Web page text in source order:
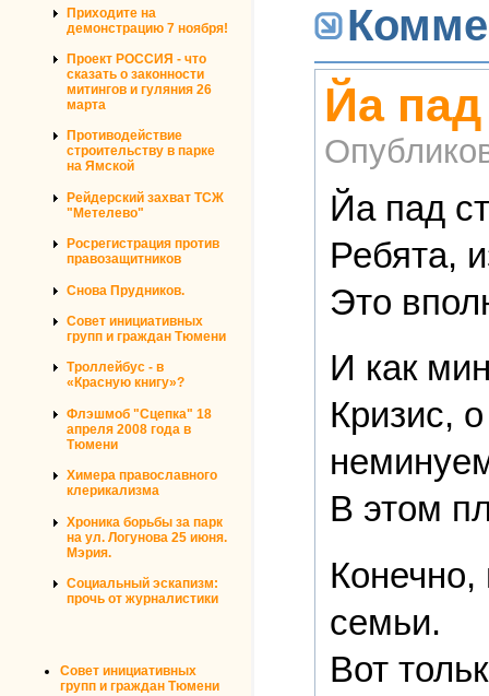
Приходите на
демонстрацию 7 ноября!
Проект РОССИЯ - что
сказать о законности
митингов и гуляния 26
марта
Противодействие
строительству в парке
на Ямской
Рейдерский захват ТСЖ
"Метелево"
Росрегистрация против
правозащитников
Снова Прудников.
Совет инициативных
групп и граждан Тюмени
Троллейбус - в
«Красную книгу»?
Флэшмоб "Сцепка" 18
апреля 2008 года в
Тюмени
Химера православного
клерикализма
Хроника борьбы за парк
на ул. Логунова 25 июня.
Мэрия.
Социальный эскапизм:
прочь от журналистики
Совет инициативных
групп и граждан Тюмени
Йа
Йа пад
Ребята,
Это
И как
Кризис,
В этом
Конечно,
семьи.
Вот